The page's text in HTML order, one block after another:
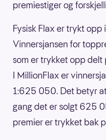
premiestiger og
Fysisk Flax er trykt
Vinnersjansen for
som er trykket opp delt
I MillionFlax er
1:625 050. Det betyr
gang det er solgt 625
premier er trykket bak